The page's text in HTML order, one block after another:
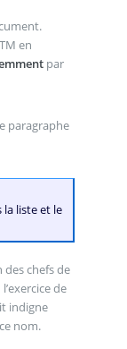
en
par
paragraphe
liste et le
des chefs de
de
indigne
nom.